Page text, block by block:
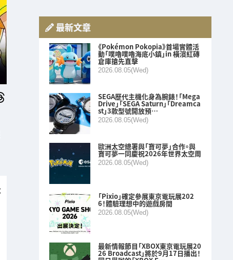
最新文章
《Pokémon Pokopia》首場實體活
動「噗嚕噗嚕海底小鎮」in 橫濱紅磚
倉庫搶先直擊
2026.08.05(Wed)
SEGA歷代主機化身為腕錶！「Mega
Drive」「SEGA Saturn」「Dreamca
st」3款型號開放預…
2026.08.05(Wed)
歐洲太空總署與「寶可夢」合作。與
寶可夢一同慶祝2026年世界太空周
2026.08.05(Wed)
「Pixio」確定參展東京電玩展202
6！體驗理想中的遊戲房間
2026.08.05(Wed)
最新情報節目「XBOX東京電玩展20
26 Broadcast」將於9月17日播出！